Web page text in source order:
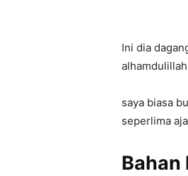
Ini dia
saya biasa
seperlima aja
Bahan